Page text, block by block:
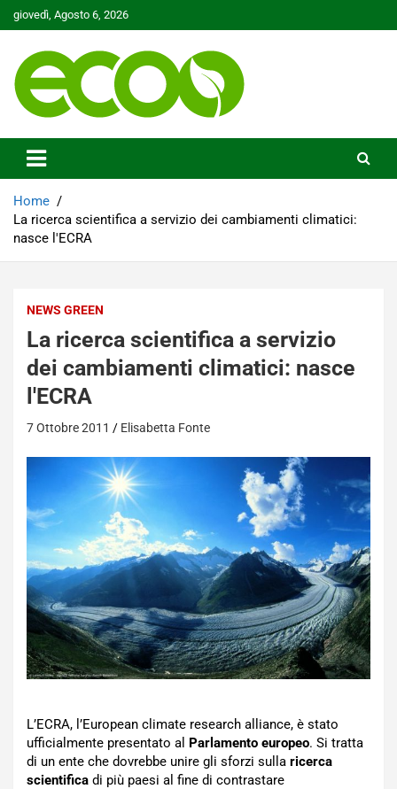
Skip
to
giovedì, Agosto 6, 2026
Ecoo.it
Home
La ricerca scientifica a servizio dei cambiamenti climatici:
nasce l'ECRA
NEWS GREEN
La ricerca scientifica a servizio
dei cambiamenti climatici: nasce
l'ECRA
7 Ottobre 2011 Elisabetta Fonte
L’ECRA, l’European climate research alliance, è stato
ufficialmente presentato al Parlamento europeo. Si tratta
di un ente che dovrebbe unire gli sforzi sulla ricerca
scientifica di più paesi al fine di contrastare